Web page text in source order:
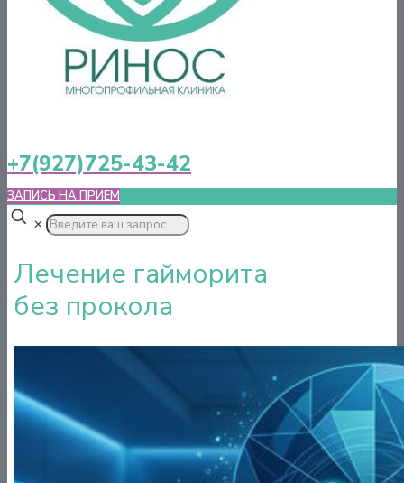
+7(927)725-43-42
ЗАПИСЬ НА ПРИЕМ
✕
Лечение гайморита
без прокола